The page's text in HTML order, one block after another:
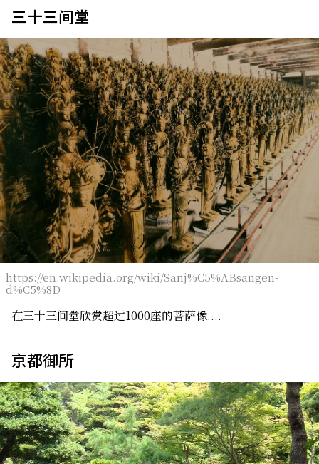
三十三间堂
https://en.wikipedia.org/wiki/Sanj%C5%ABsangen-
d%C5%8D
在三十三间堂欣赏超过1000座的菩萨像....
京都御所